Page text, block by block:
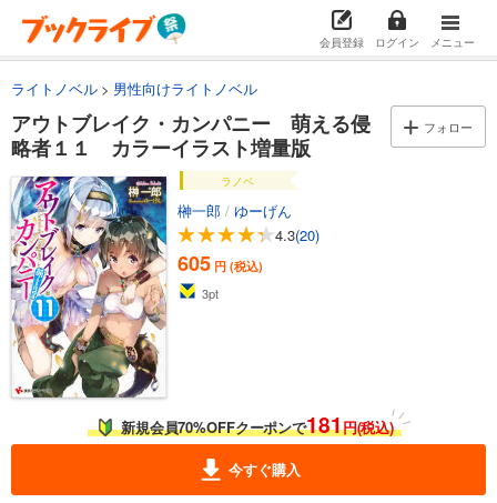
会員登録 ログイン メニュー
ライトノベル 男性向けライトノベル
アウトブレイク・カンパニー 萌える侵
略者１１ カラーイラスト増量版
フォロー
ラノベ
榊一郎 / ゆーげん
4.3(20)
605 円 (税込)
3pt
新規会員70%OFFクーポンで181円(税込)
今すぐ購入
アウトブレイク・カンパニー 萌える侵略者５
605円 (税込)
あらすじを表示する
アウトブレイク・カンパニー 萌える侵略者６
605円 (税込)
あらすじを表示する
アウトブレイク・カンパニー 萌える侵略者７